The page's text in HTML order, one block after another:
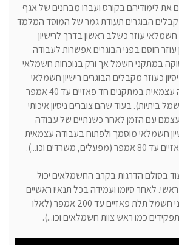
את לימודיהם בקורס ועברו מבחנים של אגף
הבוגרים תעודת גמר של המוסד המלמד
חשמלאי עוזר כשלב ראשון בדרך לרישיון
חוסם בפני הבוגרים אפשרות לעבודה
במתקני חשמל אך ורק בנוכחות חשמלאי
כעוזר מקבלים הבוגרים רישיון חשמלאי
מעשי המאפשר עבודה עצמאית במתקנים חד פאזיים עד 40 אמפר
ביתיות). בעוד שהם צוברים ניסיון איכותי
עם הזמן לאחר כשנתיים של עבודה
חשמלאי מוסמך ולפתוח בעבודה עצמאית
משרדים וכו...).
בסולם הדרגות בקרב החשמלאים יכול
לאחר סיומו ועמידה בכל תנאיו ראשיים
הבוגרים לעסוק במתקני חשמל תלת פאזיים עד 200 אמפר (לאלו
כמו ראש צוות חשמלאים וכו...).